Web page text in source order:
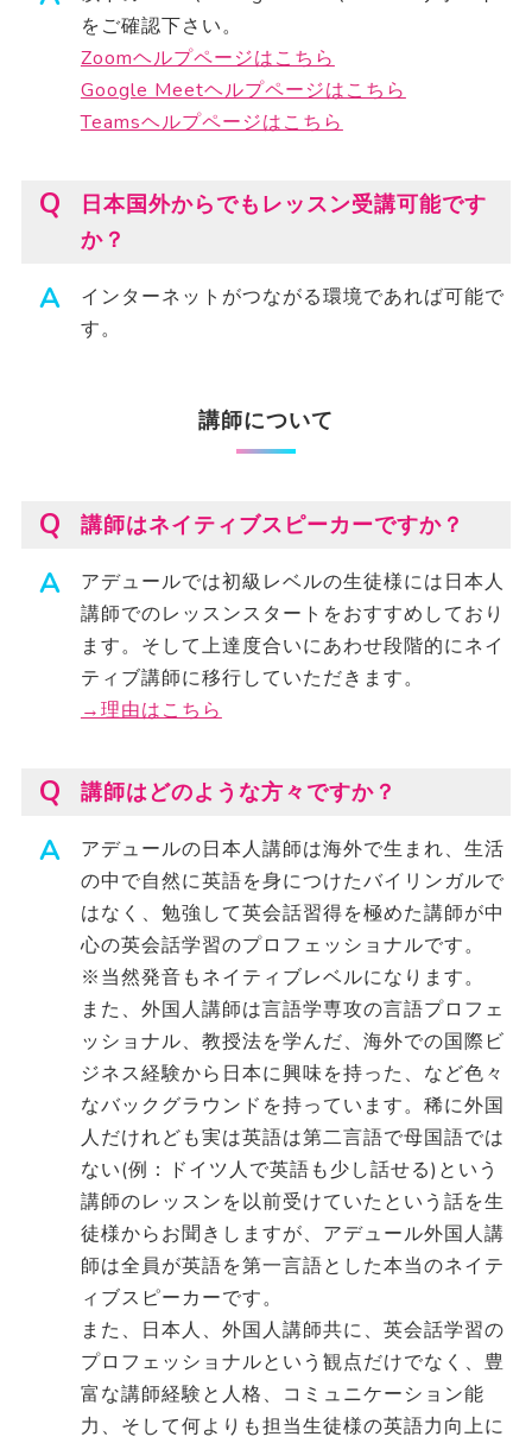
をご確認下さい。
Zoomヘルプページはこちら
Google Meetヘルプページはこちら
Teamsヘルプページはこちら
日本国外からでもレッスン受講可能です
か？
インターネットがつながる環境であれば可能で
す。
講師について
講師はネイティブスピーカーですか？
アデュールでは初級レベルの生徒様には日本人
講師でのレッスンスタートをおすすめしており
ます。そして上達度合いにあわせ段階的にネイ
ティブ講師に移行していただきます。
→理由はこちら
講師はどのような方々ですか？
アデュールの日本人講師は海外で生まれ、生活
の中で自然に英語を身につけたバイリンガルで
はなく、勉強して英会話習得を極めた講師が中
心の英会話学習のプロフェッショナルです。
※当然発音もネイティブレベルになります。
また、外国人講師は言語学専攻の言語プロフェ
ッショナル、教授法を学んだ、海外での国際ビ
ジネス経験から日本に興味を持った、など色々
なバックグラウンドを持っています。稀に外国
人だけれども実は英語は第二言語で母国語では
ない(例：ドイツ人で英語も少し話せる)という
講師のレッスンを以前受けていたという話を生
徒様からお聞きしますが、アデュール外国人講
師は全員が英語を第一言語とした本当のネイテ
ィブスピーカーです。
また、日本人、外国人講師共に、英会話学習の
プロフェッショナルという観点だけでなく、豊
富な講師経験と人格、コミュニケーション能
力、そして何よりも担当生徒様の英語力向上に